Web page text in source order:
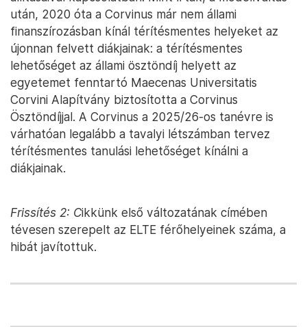
után, 2020 óta a Corvinus már nem állami
finanszírozásban kínál térítésmentes helyeket az
újonnan felvett diákjainak: a térítésmentes
lehetőséget az állami ösztöndíj helyett az
egyetemet fenntartó Maecenas Universitatis
Corvini Alapítvány biztosította a Corvinus
Ösztöndíjjal. A Corvinus a 2025/26-os tanévre is
várhatóan legalább a tavalyi létszámban tervez
térítésmentes tanulási lehetőséget kínálni a
diákjainak.
Frissítés 2: Cikkünk első változatának címében
tévesen szerepelt az ELTE férőhelyeinek száma, a
hibát javítottuk.